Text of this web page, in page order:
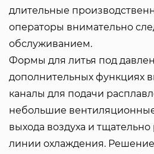
длительные
операторы внимательно
обслуживанием.
Формы для литья под
дополнительных функциях
каналы для подачи
небольшие
выхода воздуха и
линии охлаждения.